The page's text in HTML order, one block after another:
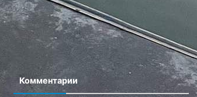
Комментарии